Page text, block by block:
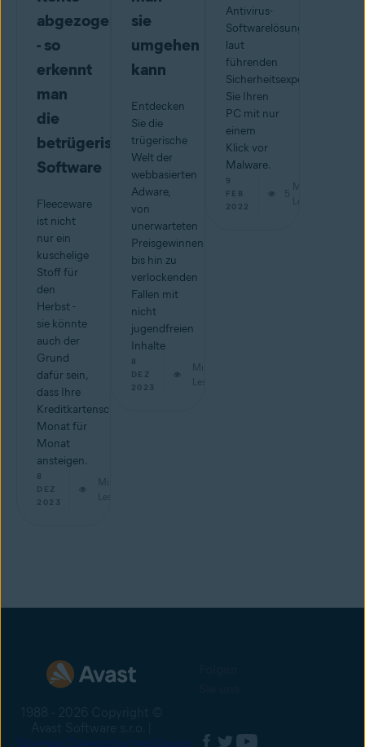
abgezogen
- so
erkennt
man
die
betrügerische
Software
Fleeceware
ist nicht
nur ein
kuschelige
Stoff für
den
Herbst -
sie könnte
auch der
Grund
dafür sein,
dass Ihre
Kreditkartenschulden
Monat für
Monat
ansteigen.
8
DEZ
2023
Min.
Lesestoff
sie
umgehen
kann
Entdecken
Sie die
trügerische
Welt der
webbasierten
Adware,
von
unerwarteten
Preisgewinnen
bis hin zu
verlockenden
Fallen mit
nicht
jugendfreien
Inhalte
8
DEZ
2023
Min.
Lesestoff
Antivirus-
Softwarelösungen
laut
führenden
Sicherheitsexperten.
Sie Ihren
PC mit nur
einem
Klick vor
Malware.
9
FEB
2022
5
Min.
Lesestoff
Sitemap Datenschutzerklärung